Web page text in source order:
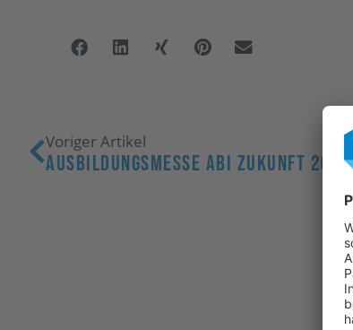
Voriger Artikel
Ausbildungsmesse ABI Zukunft 2025